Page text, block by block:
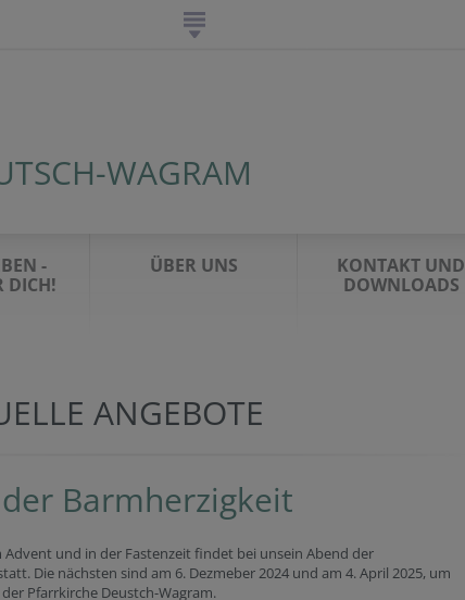
WAGRAM
-
DICH!
ÜBER UNS
KONTAKT UND
DOWNLOADS
ANGEBOTE
Barmherzigkeit
Advent und in der Fastenzeit findet bei unsein Abend der
Die nächsten sind am 6. Dezmeber 2024 und am 4. April 2025, um
Pfarrkirche Deustch-Wagram.